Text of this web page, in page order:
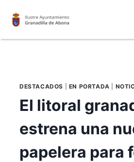
DESTACADOS EN PORTADA
El litoral
estrena una
papelera para